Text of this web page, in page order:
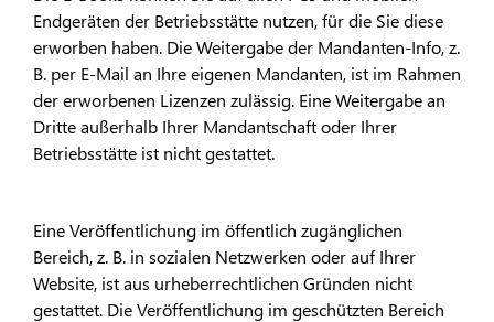
Endgeräten der Betriebsstätte nutzen, für die Sie diese
erworben haben. Die Weitergabe der Mandanten-Info, z.
B. per E-Mail an Ihre eigenen Mandanten, ist im Rahmen
der erworbenen Lizenzen zulässig. Eine Weitergabe an
Dritte außerhalb Ihrer Mandantschaft oder Ihrer
Betriebsstätte ist nicht gestattet.
Eine Veröffentlichung im öffentlich zugänglichen
Bereich, z. B. in sozialen Netzwerken oder auf Ihrer
Website, ist aus urheberrechtlichen Gründen nicht
gestattet. Die Veröffentlichung im geschützten Bereich